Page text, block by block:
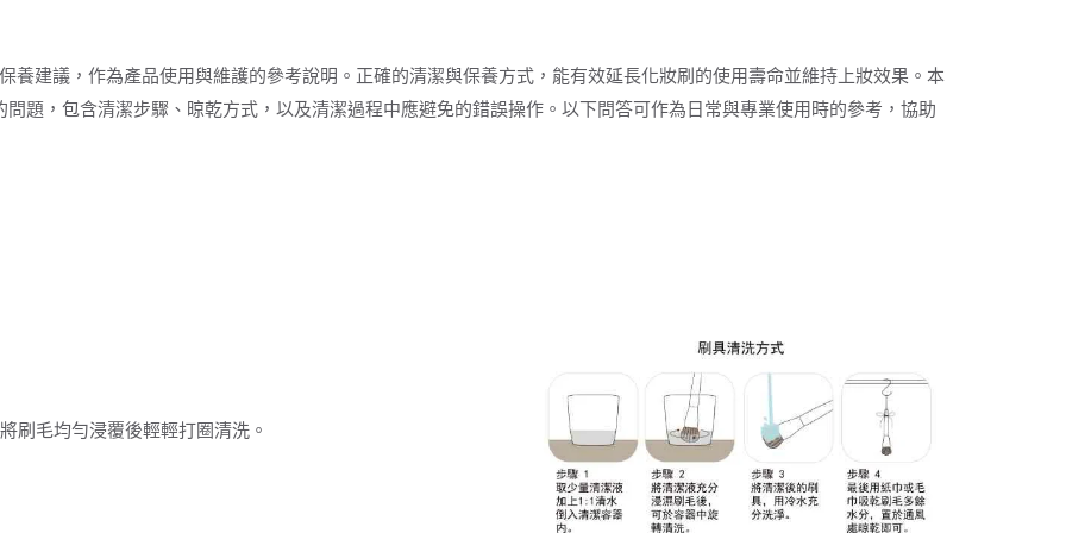
養建議，作為產品使用與維護的參考說明。正確的清潔與保養方式，能有效延長化妝刷的使用壽命並維持上妝效果。本
題，包含清潔步驟、晾乾方式，以及清潔過程中應避免的錯誤操作。以下問答可作為日常與專業使用時的參考，協助
刷毛均勻浸覆後輕輕打圈清洗。